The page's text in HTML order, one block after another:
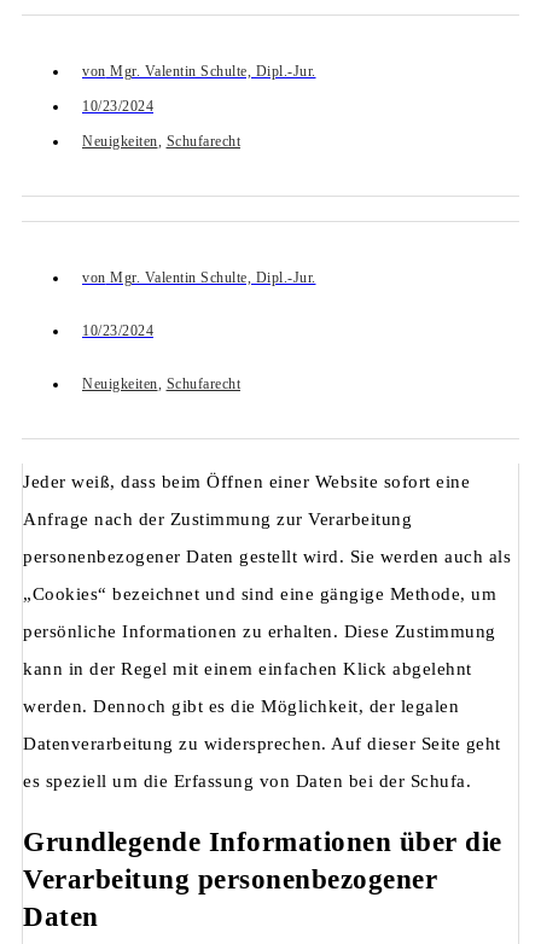
von Mgr. Valentin Schulte, Dipl.-Jur.
10/23/2024
Neuigkeiten, Schufarecht
von Mgr. Valentin Schulte, Dipl.-Jur.
10/23/2024
Neuigkeiten, Schufarecht
Jeder weiß, dass beim Öffnen einer Website sofort eine
Anfrage nach der Zustimmung zur Verarbeitung
personenbezogener Daten gestellt wird. Sie werden auch als
„Cookies“ bezeichnet und sind eine gängige Methode, um
persönliche Informationen zu erhalten. Diese Zustimmung
kann in der Regel mit einem einfachen Klick abgelehnt
werden. Dennoch gibt es die Möglichkeit, der legalen
Datenverarbeitung zu widersprechen. Auf dieser Seite geht
es speziell um die Erfassung von Daten bei der Schufa.
Grundlegende Informationen über die
Verarbeitung personenbezogener
Daten